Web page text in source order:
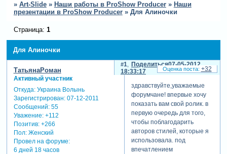
» Art-Slide » Наши работы в ProShow Producer » Наши
презентации в ProShow Producer » Для Алиночки
Для Алиночки
Страница: 1
Поделиться
1
07-05-2012
18:33:17
ТатьянаРоман
Активный участник
Откуда:Украина Волынь
Зарегистрирован: 07-12-2011
Сообщений:55
Уважение: +112
Позитив: +266
Пол:Женский
Провел на форуме:
6 дней 18 часов
здравствуйте,уважаемые
форумчане! впервые хочу
показать вам свой ролик. в
первую очередь для того,
чтобы поблагодарить
авторов стилей, которые я
использовала. под
впечатлением
+32